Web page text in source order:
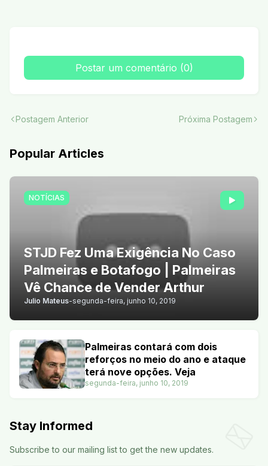
Postar um comentário (0)
Postagem Anterior Próxima Postagem
Popular Articles
NOTÍCIAS
STJD Fez Uma Exigência No Caso
Palmeiras e Botafogo | Palmeiras
Vê Chance de Vender Arthur
Julio Mateus-segunda-feira, junho 10, 2019
Palmeiras contará com dois
reforços no meio do ano e ataque
terá nove opções. Veja
segunda-feira, junho 10, 2019
Stay Informed
Subscribe to our mailing list to get the new updates.